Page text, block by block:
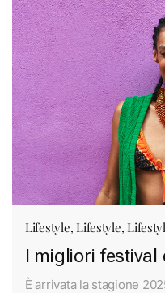
Lifestyle,Lifestyle,
I migliori festival
È arrivata la stagione